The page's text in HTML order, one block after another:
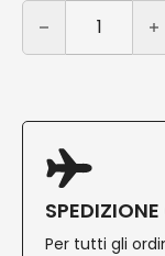
Vaschette per
Alternative:
Per tutti gli